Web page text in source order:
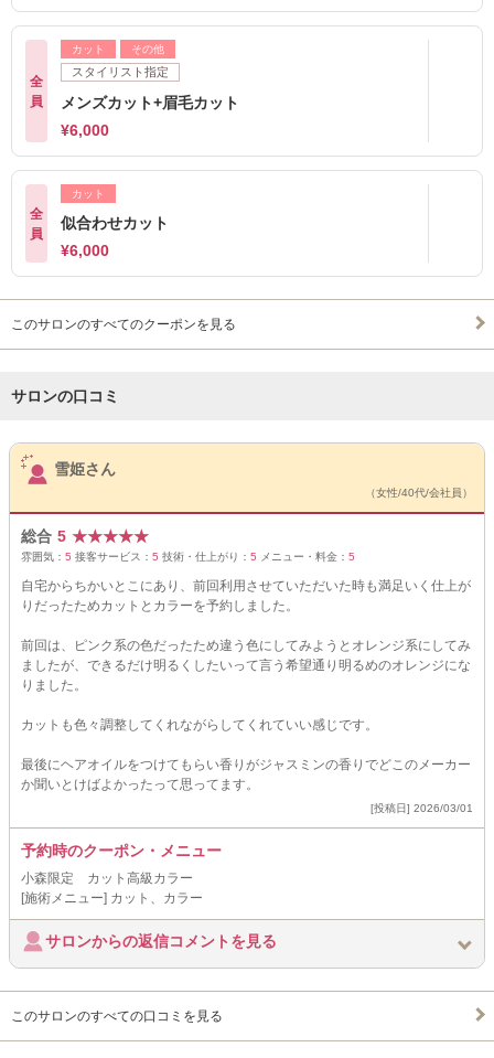
全
員
カット その他
スタイリスト指定
メンズカット+眉毛カット
¥6,000
全
員
カット
似合わせカット
¥6,000
このサロンのすべてのクーポンを見る
サロンの口コミ
サロンPick Up
雪姫さん
（女性/40代/会社員）
総合 5 ★★★★★
雰囲気： 5 接客サービス： 5 技術・仕上がり： 5 メニュー・料金： 5
自宅からちかいとこにあり、前回利用させていただいた時も満足いく仕上が
りだったためカットとカラーを予約しました。
前回は、ピンク系の色だったため違う色にしてみようとオレンジ系にしてみ
ましたが、できるだけ明るくしたいって言う希望通り明るめのオレンジにな
りました。
カットも色々調整してくれながらしてくれていい感じです。
最後にヘアオイルをつけてもらい香りがジャスミンの香りでどこのメーカー
か聞いとけばよかったって思ってます。
[投稿日] 2026/03/01
予約時のクーポン・メニュー
小森限定 カット高級カラー
[施術メニュー] カット、カラー
サロンからの返信コメントを見る
このサロンのすべての口コミを見る